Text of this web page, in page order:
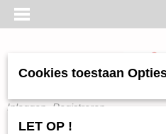
Inloggen Registreren
Cookies toestaan
LET OP !